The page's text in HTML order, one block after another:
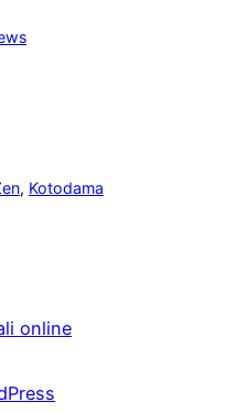
, Kotodama
online